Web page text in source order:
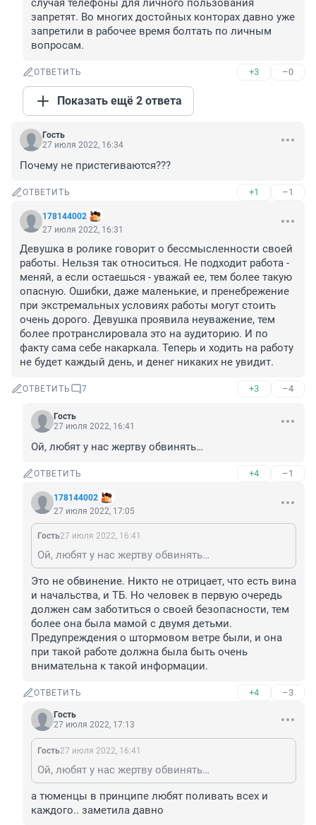
случая телефоны для личного пользования
запретят. Во многих достойных конторах давно уже
запретили в рабочее время болтать по личным
вопросам.
ОТВЕТИТЬ +3 –0
Показать ещё 2 ответа
Гость
27 июля 2022, 16:34
Почему не пристегиваются???
ОТВЕТИТЬ +1 –1
178144002
27 июля 2022, 16:31
Девушка в ролике говорит о бессмысленности своей
работы. Нельзя так относиться. Не подходит работа -
меняй, а если остаешься - уважай ее, тем более такую
опасную. Ошибки, даже маленькие, и пренебрежение
при экстремальных условиях работы могут стоить
очень дорого. Девушка проявила неуважение, тем
более протранслировала это на аудиторию. И по
факту сама себе накаркала. Теперь и ходить на работу
не будет каждый день, и денег никаких не увидит.
ОТВЕТИТЬ 7 +3 –4
Гость
27 июля 2022, 16:41
Ой, любят у нас жертву обвинять…
ОТВЕТИТЬ +4 –1
178144002
27 июля 2022, 17:05
Гость27 июля 2022, 16:41
Ой, любят у нас жертву обвинять…
Это не обвинение. Никто не отрицает, что есть вина
и начальства, и ТБ. Но человек в первую очередь
должен сам заботиться о своей безопасности, тем
более она была мамой с двумя детьми.
Предупреждения о штормовом ветре были, и она
при такой работе должна была быть очень
внимательна к такой информации.
ОТВЕТИТЬ +4 –3
Гость
27 июля 2022, 17:13
Гость27 июля 2022, 16:41
Ой, любят у нас жертву обвинять…
а тюменцы в принципе любят поливать всех и
каждого.. заметила давно